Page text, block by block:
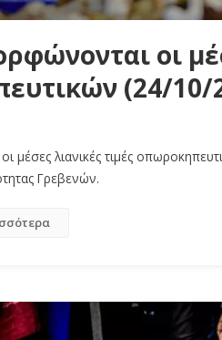
οι
(24/10/
μέσες λιανικές τιμές
Γρεβενών.